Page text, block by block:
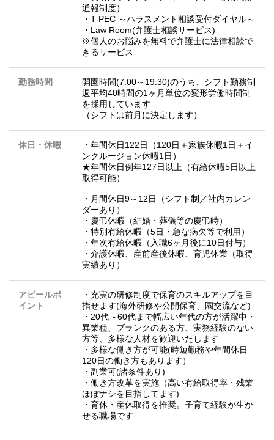
通報制度）
・T-PEC ～ハラスメント相談受付ダイヤル～
・Law Room(弁護士相談サービス)
※個人のお悩みを無料で弁護士に法律相談で
きるサービス
勤務時間
開園時間(7:00～19:30)のうち、シフト勤務制
週平均40時間の1ヶ月単位の変形労働時間制
を採用しています
（シフトは前月に決定します）
休日・休暇
・年間休日122日（120日＋家族休暇1日＋イ
ンクルージョン休暇1日）
★年間休日例年127日以上（有給休暇5日以上
取得可能）
・月間休日9～12日（シフト制／社内カレン
ダーあり）
・慶弔休暇（結婚・葬儀等の慶弔時）
・特別有給休暇（5日・急な病欠等で利用）
・年次有給休暇（入職6ヶ月後に10日付与）
・介護休暇、産前産後休暇、育児休業（取得
実績あり）
アピールポ
イント
・充実の研修制度で保育のスキルアップを目
指せます(海外研修や公開保育、園交流など)
・20代～60代まで幅広い年代の方が活躍中・
異業種、ブランクのある方、実務経験のない
方等、多様な人材を歓迎いたします
・多様な働き方が可能(時短勤務や年間休日
120日の働き方もあります）
・副業可(諸条件あり)
・働き方改革を実施（高い有給取得率・残業
ほぼナシを目指してます)
・育休・産休取得を推奨。子育て経験が生か
せる職場です